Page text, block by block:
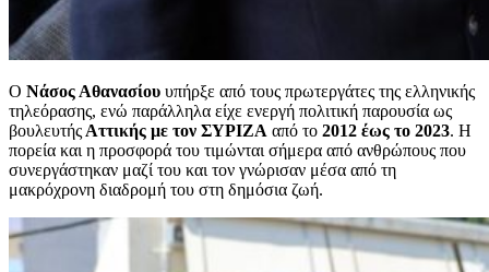
Ο Νάσος Αθανασίου υπήρξε από τους πρωτεργάτες της ελληνικής
τηλεόρασης, ενώ παράλληλα είχε ενεργή πολιτική παρουσία ως
βουλευτής Αττικής με τον ΣΥΡΙΖΑ από το 2012 έως το 2023. Η
πορεία και η προσφορά του τιμώνται σήμερα από ανθρώπους που
συνεργάστηκαν μαζί του και τον γνώρισαν μέσα από τη
μακρόχρονη διαδρομή του στη δημόσια ζωή.